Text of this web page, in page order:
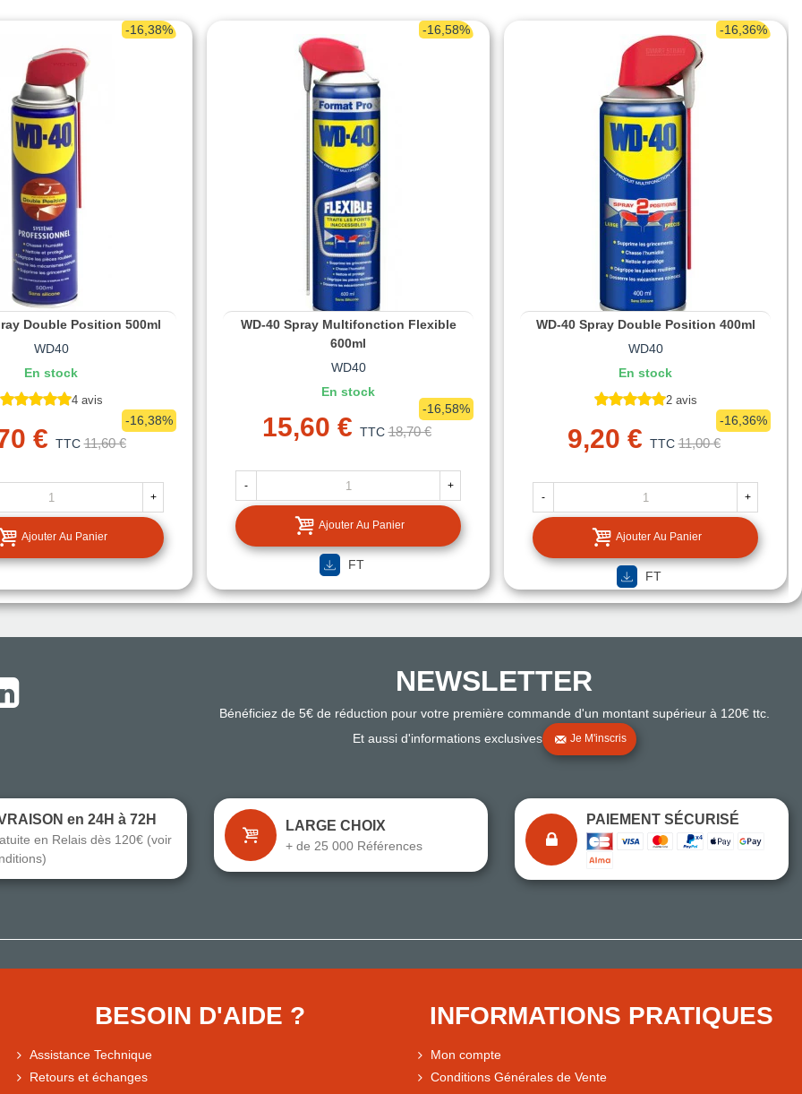
-16,38%
Double Position 500ml
WD40
En stock
4 avis
€ TTC 11,60 €
-16,38%
+
Ajouter Au Panier
-16,58%
WD-40 Spray Multifonction Flexible
600ml
WD40
En stock
15,60 € TTC 18,70 €
-16,58%
- +
Ajouter Au Panier
FT
-16,36%
WD-40 Spray Double Position 400ml
WD40
En stock
2 avis
9,20 € TTC 11,00 €
-16,36%
- +
Ajouter Au Panier
FT
● Exceptionnel
NEWSLETTER
Bénéficiez de 5€ de réduction pour votre première commande d'un montant supérieur à 120€ ttc.
Et aussi d'informations exclusives
Je M'inscris
en 24H à 72H
en Relais dès 120€ (voir
LARGE CHOIX
+ de 25 000 Références
PAIEMENT SÉCURISÉ
BESOIN D'AIDE ? INFORMATIONS PRATIQUES